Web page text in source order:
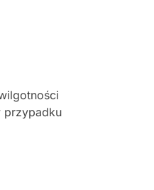
przypadku